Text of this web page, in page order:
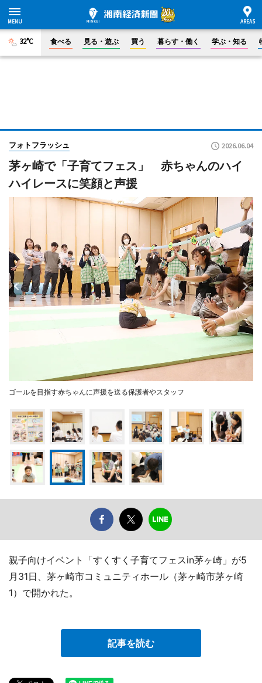
32°C 食べる 見る・遊ぶ 買う 暮らす・働く 学ぶ・知る
フォトフラッシュ 2026.06.04
茅ヶ崎で「子育てフェス」 赤ちゃんのハイ
ハイレースに笑顔と声援
ゴールを目指す赤ちゃんに声援を送る保護者やスタッフ
親子向けイベント「すくすく子育てフェスin茅ヶ崎」が5
月31日、茅ヶ崎市コミュニティホール（茅ヶ崎市茅ヶ崎
1）で開かれた。
記事を読む